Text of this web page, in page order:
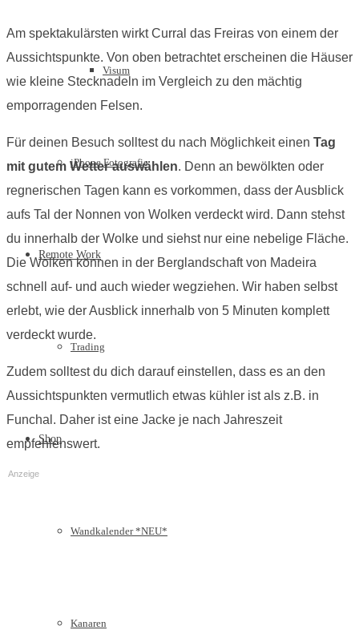
Visum
iPhone Fotografie
Remote Work
Trading
Shop
Wandkalender *NEU*
Kanaren
Am spektakulärsten wirkt Curral das Freiras von einem der
Aussichtspunkte. Von oben betrachtet erscheinen die Häuser
wie kleine Stecknadeln im Vergleich zu den mächtig
emporragenden Felsen.
Für deinen Besuch solltest du nach Möglichkeit einen Tag
mit gutem Wetter auswählen. Denn an bewölkten oder
regnerischen Tagen kann es vorkommen, dass der Ausblick
aufs Tal der Nonnen von Wolken verdeckt wird. Dann stehst
du innerhalb der Wolke und siehst nur eine nebelige Fläche.
Die Wolken können in der Berglandschaft von Madeira
schnell auf- und auch wieder wegziehen. Wir haben selbst
erlebt, wie der Ausblick innerhalb von 5 Minuten komplett
verdeckt wurde.
Zudem solltest du dich darauf einstellen, dass es an den
Aussichtspunkten vermutlich etwas kühler ist als z.B. in
Funchal. Daher ist eine Jacke je nach Jahreszeit
empfehlenswert.
Anzeige